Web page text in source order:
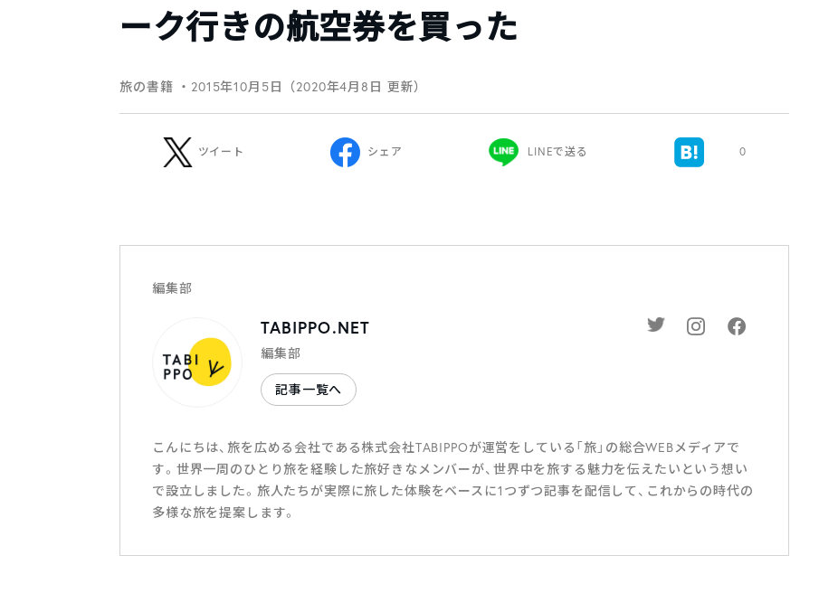
ーク行きの航空券を買った
旅の書籍 ・2015年10月5日（2020年4月8日 更新）
ツイート シェア LINEで送る 0
編集部
TABIPPO.NET
編集部
記事一覧へ
こんにちは、旅を広める会社である株式会社TABIPPOが運営をしている「旅」の総合WEBメディアで
す。世界一周のひとり旅を経験した旅好きなメンバーが、世界中を旅する魅力を伝えたいという想い
で設立しました。旅人たちが実際に旅した体験をベースに1つずつ記事を配信して、これからの時代の
多様な旅を提案します。